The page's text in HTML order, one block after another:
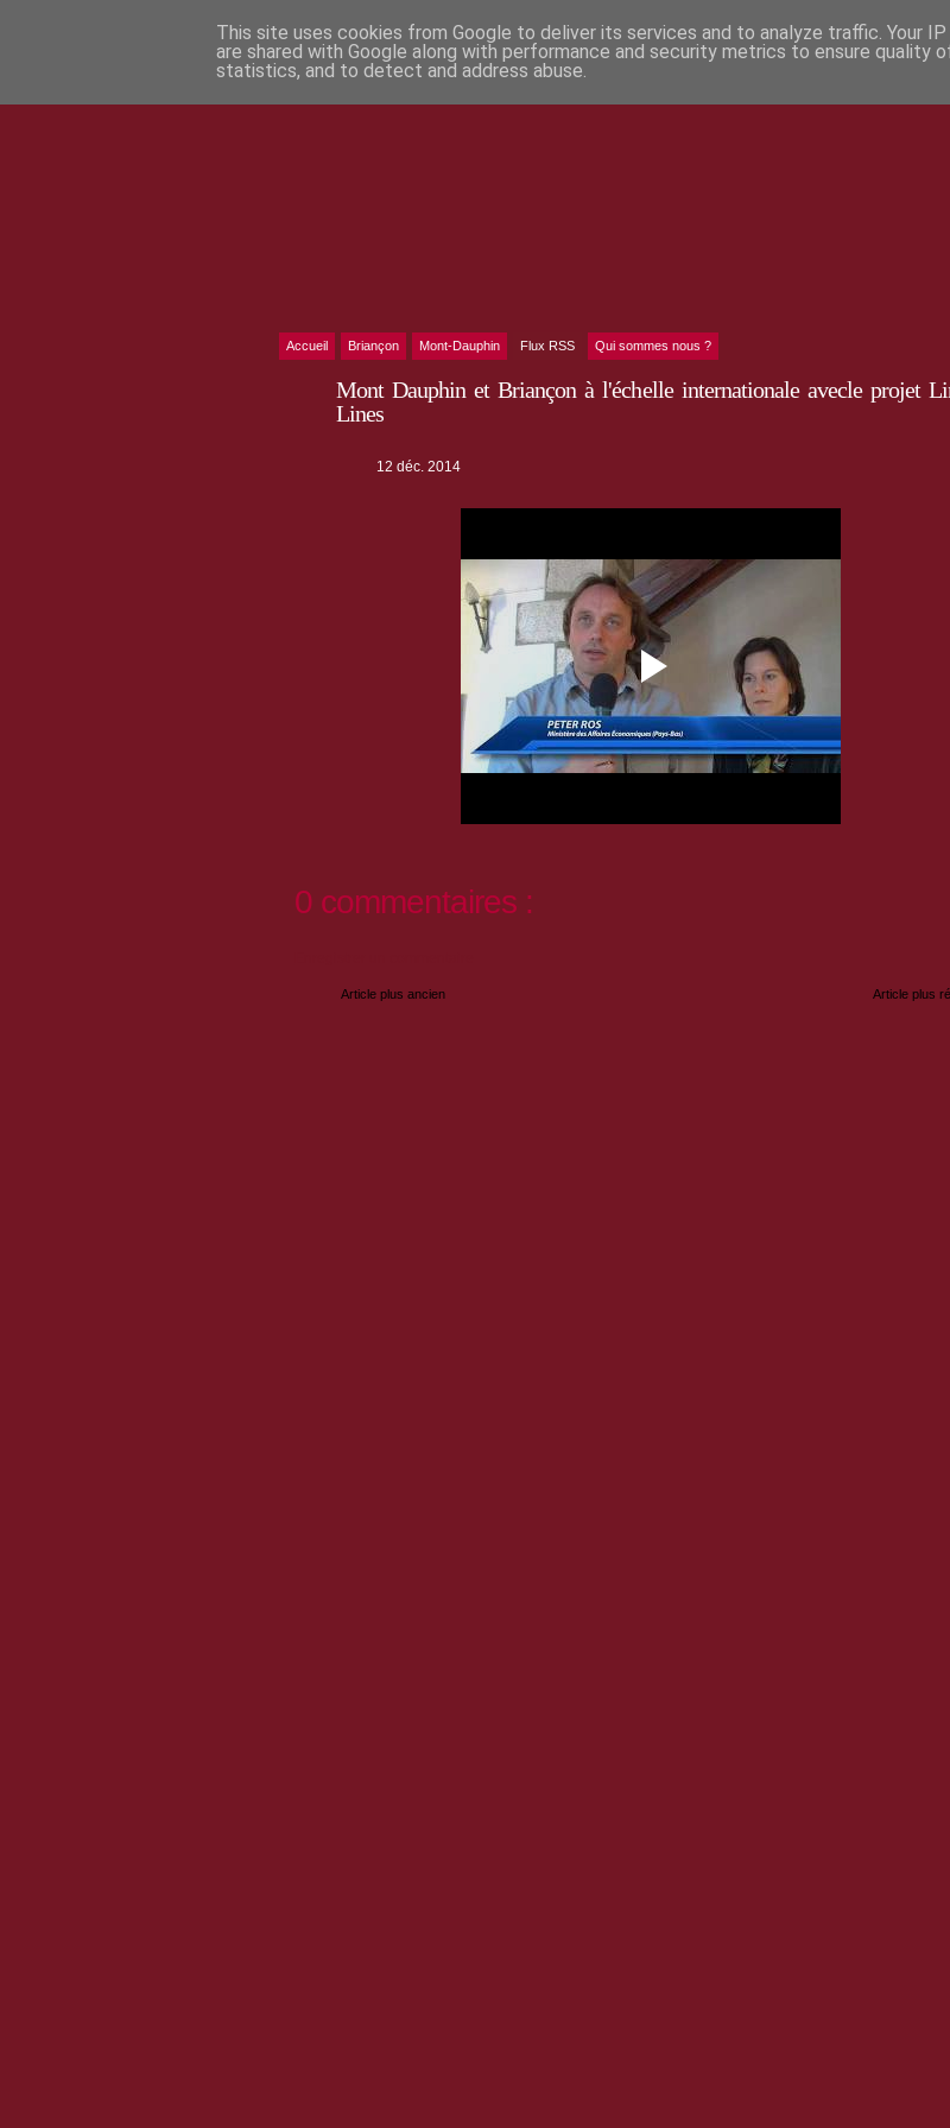
Accueil Briançon Mont-Dauphin Flux RSS Qui sommes nous ?
Mont Dauphin et Briançon à l'échelle internationale avecle projet
Lines
12 déc. 2014
0 commentaires :
Article plus
Article plus ancien
This site uses cookies from Google to deliver its services and to analyze traffic. Your
are shared with Google along with performance and security metrics to ensure quality
statistics, and to detect and address abuse.